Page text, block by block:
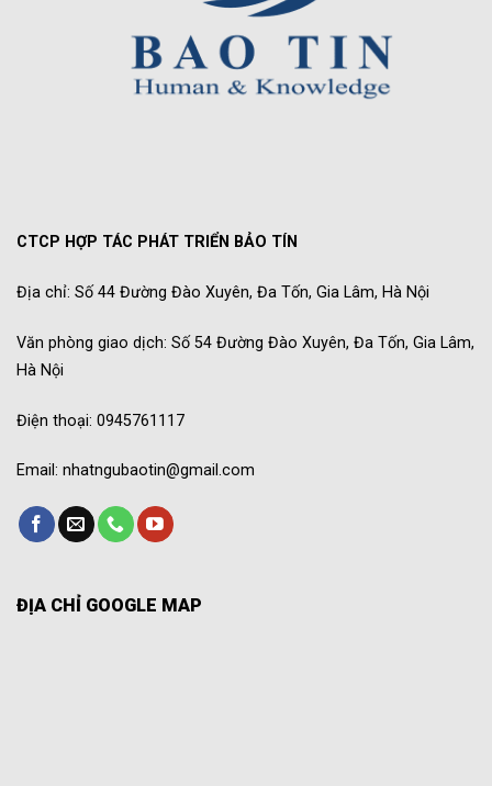
CTCP HỢP TÁC PHÁT TRIỂN BẢO TÍN
Địa chỉ: Số 44 Đường Đào Xuyên, Đa Tốn, Gia Lâm, Hà Nội
Văn phòng giao dịch: Số 54 Đường Đào Xuyên, Đa Tốn, Gia Lâm,
Hà Nội
Điện thoại: 0945761117
Email: nhatngubaotin@gmail.com
ĐỊA CHỈ GOOGLE MAP